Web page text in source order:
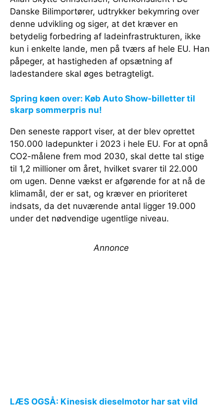
Danske Bilimportører, udtrykker bekymring over
denne udvikling og siger, at det kræver en
betydelig forbedring af ladeinfrastrukturen, ikke
kun i enkelte lande, men på tværs af hele EU. Han
påpeger, at hastigheden af opsætning af
ladestandere skal øges betragteligt.
Spring køen over: Køb Auto Show-billetter til
skarp sommerpris nu!
Den seneste rapport viser, at der blev oprettet
150.000 ladepunkter i 2023 i hele EU. For at opnå
CO2-målene frem mod 2030, skal dette tal stige
til 1,2 millioner om året, hvilket svarer til 22.000
om ugen. Denne vækst er afgørende for at nå de
klimamål, der er sat, og kræver en prioriteret
indsats, da det nuværende antal ligger 19.000
under det nødvendige ugentlige niveau.
Annonce
LÆS OGSÅ: Kinesisk dieselmotor har sat vild